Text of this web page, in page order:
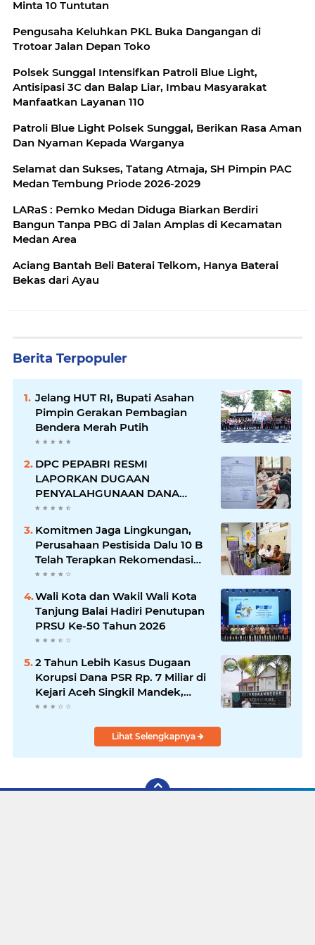
Minta 10 Tuntutan
Pengusaha Keluhkan PKL Buka Dangangan di
Trotoar Jalan Depan Toko
Polsek Sunggal Intensifkan Patroli Blue Light,
Antisipasi 3C dan Balap Liar, Imbau Masyarakat
Manfaatkan Layanan 110
Patroli Blue Light Polsek Sunggal, Berikan Rasa Aman
Dan Nyaman Kepada Warganya
Selamat dan Sukses, Tatang Atmaja, SH Pimpin PAC
Medan Tembung Priode 2026-2029
LARaS : Pemko Medan Diduga Biarkan Berdiri
Bangun Tanpa PBG di Jalan Amplas di Kecamatan
Medan Area
Aciang Bantah Beli Baterai Telkom, Hanya Baterai
Bekas dari Ayau
Berita Terpopuler
Jelang HUT RI, Bupati Asahan
Pimpin Gerakan Pembagian
Bendera Merah Putih
DPC PEPABRI RESMI
LAPORKAN DUGAAN
PENYALAHGUNAAN DANA
HIBAH RP4,1 MILIAR KE POLRES
SUBULUSSALAM
Komitmen Jaga Lingkungan,
Perusahaan Pestisida Dalu 10 B
Telah Terapkan Rekomendasi
Filter Udara DLH
Wali Kota dan Wakil Wali Kota
Tanjung Balai Hadiri Penutupan
PRSU Ke-50 Tahun 2026
2 Tahun Lebih Kasus Dugaan
Korupsi Dana PSR Rp. 7 Miliar di
Kejari Aceh Singkil Mandek,
Ketua LMR-RI Desak Kepastian
Lihat Selengkapnya